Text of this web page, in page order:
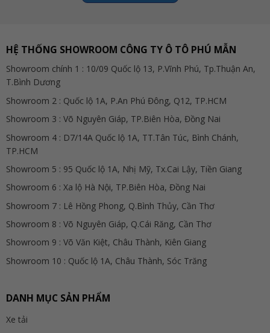
HỆ THỐNG SHOWROOM CÔNG TY Ô TÔ PHÚ MẪN
Showroom chính 1 : 10/09 Quốc lộ 13, P.Vĩnh Phú, Tp.Thuận An,
T.Bình Dương
Showroom 2 : Quốc lộ 1A, P.An Phú Đông, Q12, TP.HCM
Showroom 3 : Võ Nguyên Giáp, TP.Biên Hòa, Đồng Nai
Showroom 4 : D7/14A Quốc lộ 1A, TT.Tân Túc, Bình Chánh,
TP.HCM
Showroom 5 : 95 Quốc lộ 1A, Nhị Mỹ, Tx.Cai Lậy, Tiền Giang
Showroom 6 : Xa lộ Hà Nội, TP.Biên Hòa, Đồng Nai
Showroom 7 : Lê Hồng Phong, Q.Bình Thủy, Cần Thơ
Showroom 8 : Võ Nguyên Giáp, Q.Cái Răng, Cần Thơ
Showroom 9 : Võ Văn Kiệt, Châu Thành, Kiên Giang
Showroom 10 : Quốc lộ 1A, Châu Thành, Sóc Trăng
DANH MỤC SẢN PHẨM
Xe tải